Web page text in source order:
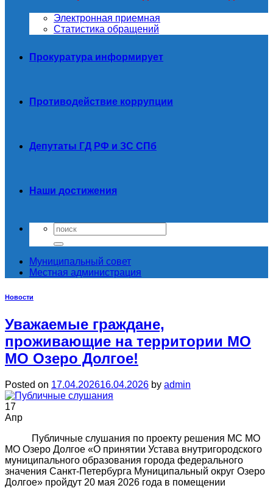
Электронная приемная
Статистика обращений
Прокуратура информирует
Противодействие коррупции
Депутаты ГД РФ и ЗС СПб
Наши достижения
Муниципальный совет
Местная администрация
Новости
Уважаемые граждане,
проживающие на территории МО
МО Озеро Долгое!
Posted on 17.04.202616.04.2026 by admin
17
Апр
Публичные слушания по проекту решения МС МО
МО Озеро Долгое «О принятии Устава внутригородского
муниципального образования города федерального
значения Санкт-Петербурга Муниципальный округ Озеро
Долгое» пройдут 20 мая 2026 года в помещении